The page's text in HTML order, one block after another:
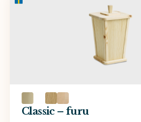
Classic – furu